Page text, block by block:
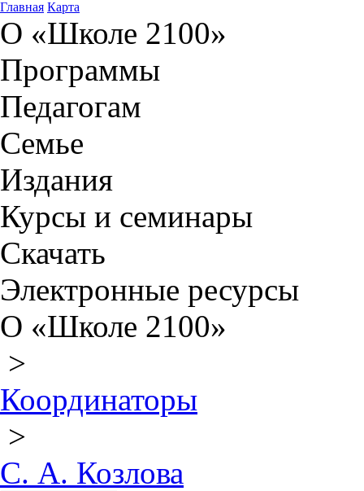
Главная Карта
О «Школе 2100»
Программы
Педагогам
Семье
Издания
Курсы и семинары
Скачать
Электронные ресурсы
О «Школе 2100»
>
Координаторы
>
С. А. Козлова